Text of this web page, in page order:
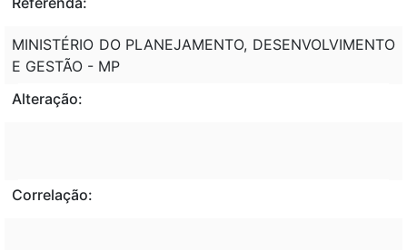
MINISTÉRIO DO PLANEJAMENTO, DESENVOLVIMENTO
E GESTÃO - MP
Alteração:
Correlação: